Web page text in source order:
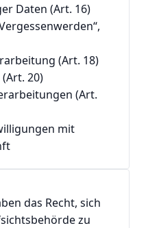
Daten (Art. 16)
(Art. 18)
20)
(Art.
mit
das Recht, sich
zu